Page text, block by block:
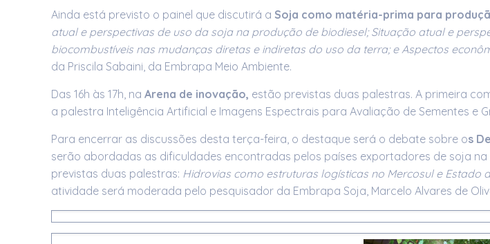
Ainda está previsto o painel que discutirá a Soja como matéria-prima para
atual e perspectivas de uso da soja na produção de biodiesel; Situação atual e
biocombustíveis nas mudanças diretas e indiretas do uso da terra; e Aspectos
da Priscila Sabaini, da Embrapa Meio Ambiente.
Das 16h às 17h, naArena de inovação, estão previstas duas palestras. A primeira
a palestra Inteligência Artificial e Imagens Espectrais para Avaliação de Sementes e
Para encerrar as discussões desta terça-feira, o destaque será o debate sobre os
serão abordadas as dificuldades encontradas pelos países exportadores de soja na
previstas duas palestras: Hidrovias como estruturas logísticas no Mercosul e
atividade será moderada pelo pesquisador da Embrapa Soja, Marcelo Alvares de